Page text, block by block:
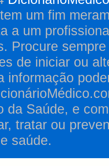
um fim
a um
Procure
de iniciar ou
informação
da Saúde, e
tratar ou
saúde.